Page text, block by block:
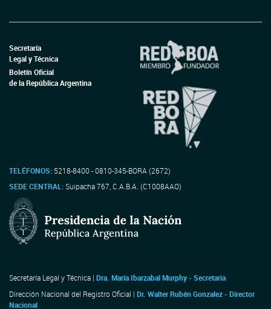
Secretaría
Legal y Técnica
Boletín Oficial
de la República Argentina
TELÉFONOS: 5218-8400 - 0810-345-BORA (2672)
SEDE CENTRAL:Suipacha 767, C.A.B.A. (C1008AAO)
Secretaría Legal y Técnica | Dra. María Ibarzabal Murphy - Secretaria
Dirección Nacional del Registro Oficial | Dr. Walter Rubén Gonzalez - Director
Nacional